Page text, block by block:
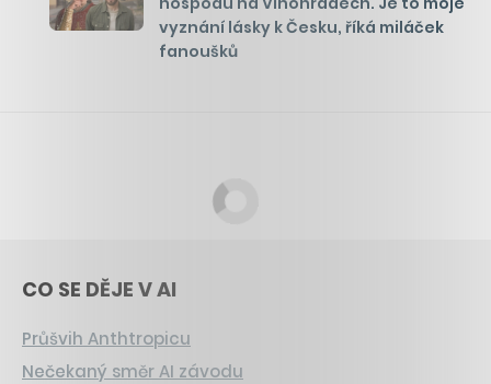
vyznání lásky k Česku, říká miláček
fanoušků
CO SE DĚJE V AI
Průšvih Anthtropicu
Nečekaný směr AI závodu